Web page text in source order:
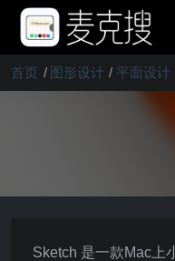
首页 图形设计 平面设计
Sketch 是一款Mac上